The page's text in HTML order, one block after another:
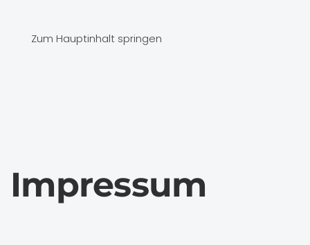
Zum Hauptinhalt springen
Impressum